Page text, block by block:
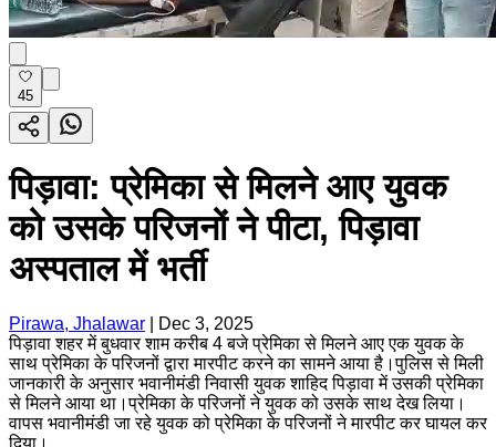
45
पिड़ावा: प्रेमिका से मिलने आए युवक
को उसके परिजनों ने पीटा, पिड़ावा
अस्पताल में भर्ती
Pirawa, Jhalawar
Dec 3, 2025
पिड़ावा शहर में बुधवार शाम करीब 4 बजे प्रेमिका से मिलने आए एक युवक के
साथ प्रेमिका के परिजनों द्वारा मारपीट करने का सामने आया है।पुलिस से मिली
जानकारी के अनुसार भवानीमंडी निवासी युवक शाहिद पिड़ावा में उसकी प्रेमिका
से मिलने आया था।प्रेमिका के परिजनों ने युवक को उसके साथ देख लिया।
वापस भवानीमंडी जा रहे युवक को प्रेमिका के परिजनों ने मारपीट कर घायल कर
दिया।